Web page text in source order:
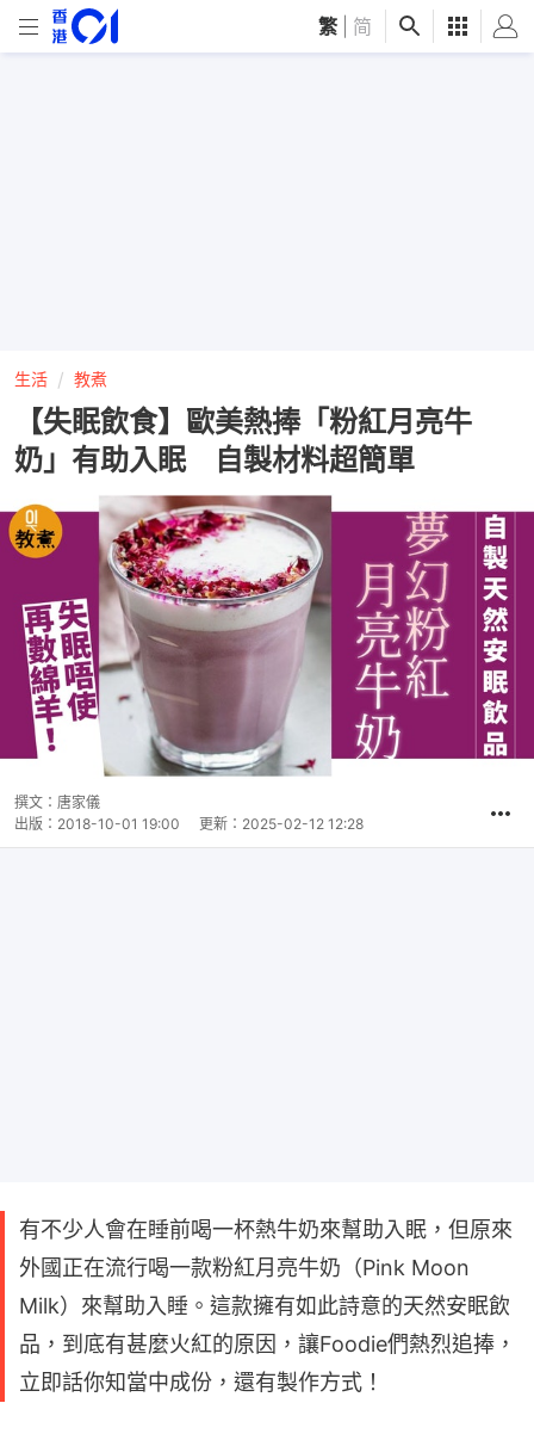
繁 简
生活 教煮
【失眠飲食】歐美熱捧「粉紅月亮牛
奶」有助入眠 自製材料超簡單
撰文： 唐家儀
出版： 2018-10-01 19:00 更新： 2025-02-12 12:28
有不少人會在睡前喝一杯熱牛奶來幫助入眠，但原來
外國正在流行喝一款粉紅月亮牛奶（Pink Moon
Milk）來幫助入睡。這款擁有如此詩意的天然安眠飲
品，到底有甚麼火紅的原因，讓Foodie們熱烈追捧，
立即話你知當中成份，還有製作方式！